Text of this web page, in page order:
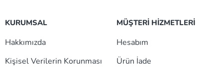
KURUMSAL
Hakkımızda
Kişisel Verilerin Korunması
MÜŞTERİ HİZMETLERİ
Hesabım
Ürün İade